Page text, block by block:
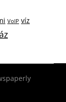
VoIP víz